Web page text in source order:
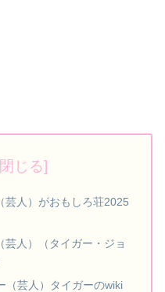
芸人）がおもしろ荘2025
芸人）（タイガー・ジョ
（芸人）タイガーのwiki